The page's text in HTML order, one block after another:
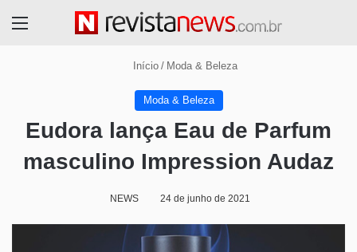
Início / Moda & Beleza
Moda & Beleza
Eudora lança Eau de Parfum
masculino Impression Audaz
NEWS 24 de junho de 2021